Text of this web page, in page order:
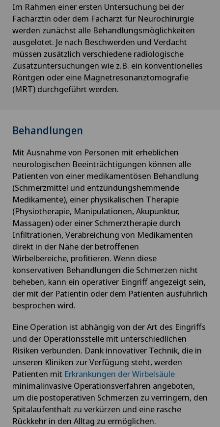
Im Rahmen einer ersten Untersuchung bei der
Fachärztin oder dem Facharzt für Neurochirurgie
werden zunächst alle Behandlungsmöglichkeiten
ausgelotet. Je nach Beschwerden und Verdacht
müssen zusätzlich verschiedene radiologische
Zusatzuntersuchungen wie z.B. ein konventionelles
Röntgen oder eine Magnetresonanztomografie
(MRT) durchgeführt werden.
Behandlungen
Mit Ausnahme von Personen mit erheblichen
neurologischen Beeinträchtigungen können alle
Patienten von einer medikamentösen Behandlung
(Schmerzmittel und entzündungshemmende
Medikamente), einer physikalischen Therapie
(Physiotherapie, Manipulationen, Akupunktur,
Massagen) oder einer Schmerztherapie durch
Infiltrationen, Verabreichung von Medikamenten
direkt in der Nähe der betroffenen
Wirbelbereiche, profitieren. Wenn diese
konservativen Behandlungen die Schmerzen nicht
beheben, kann ein operativer Eingriff angezeigt sein,
der mit der Patientin oder dem Patienten ausführlich
besprochen wird.
Eine Operation ist abhängig von der Art des Eingriffs
und der Operationsstelle mit unterschiedlichen
Risiken verbunden. Dank innovativer Technik, die in
unseren Kliniken zur Verfügung steht, werden
Patienten mit Erkrankungen der Wirbelsäule
minimalinvasive Operationsverfahren angeboten,
um die postoperativen Schmerzen zu verringern, den
Spitalaufenthalt zu verkürzen und eine rasche
Rückkehr in den Alltag zu ermöglichen.